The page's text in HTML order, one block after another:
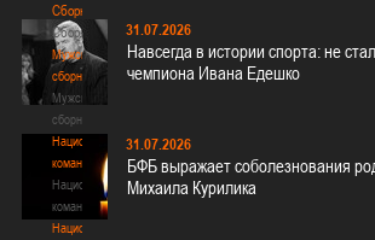
Сборные
Сборные
Мужские
сборные
Мужские
сборные
Национальная
команда
Национальная
команда
Национальная
31.07.2026
Навсегда в истории спорта: не
чемпиона Ивана Едешко
31.07.2026
БФБ выражает соболезнования
Михаила Курилика